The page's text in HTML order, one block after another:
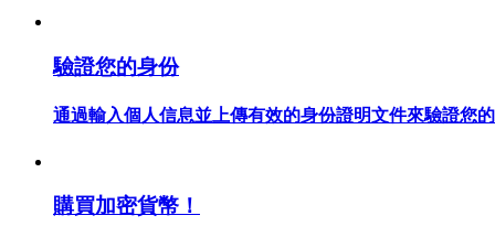
合約指南
驗證您的身份
通過輸入個人信息並上傳有效的身份證明文件來驗證您
購買加密貨幣！